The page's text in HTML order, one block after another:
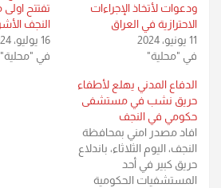
ودعوات لأتخاذ الإجراءات
الاحترازية في العراق
11 يونيو، 2024
في "محلية"
تفتتح
النجف
16 يوليو، 2024
في "محلية"
الدفاع المدني يهلع لأطفاء
حريق نشب في مستشفى
حكومي في النجف
افاد مصدر امني بمحافظة
النجف، اليوم الثلاثاء، باندلاع
حريق كبير في أحد
المستشفيات الحكومية